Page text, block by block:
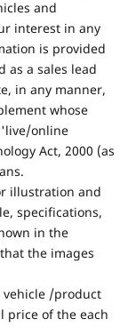
and
interest in any
is provided
as a sales lead
in any manner,
whose
'live/online
Act, 2000 (as
illustration and
specifications,
in the
the images
vehicle /product
price of the each